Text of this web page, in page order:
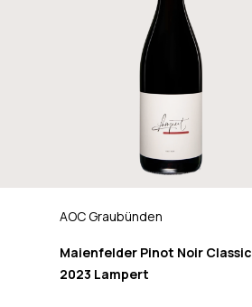
AOC Graubünden
Maienfelder Pinot Noir Classic
2023 Lampert